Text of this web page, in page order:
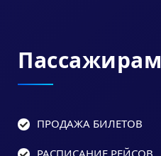
Пассажирам
ПРОДАЖА БИЛЕТОВ